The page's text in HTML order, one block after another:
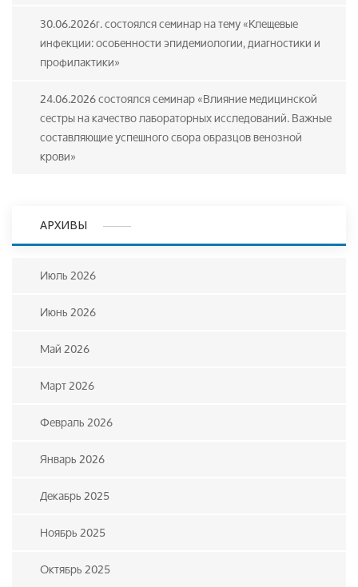
30.06.2026г. состоялся семинар на тему «Клещевые
инфекции: особенности эпидемиологии, диагностики и
профилактики»
24.06.2026 состоялся семинар «Влияние медицинской
сестры на качество лабораторных исследований. Важные
составляющие успешного сбора образцов венозной
крови»
АРХИВЫ
Июль 2026
Июнь 2026
Май 2026
Март 2026
Февраль 2026
Январь 2026
Декабрь 2025
Ноябрь 2025
Октябрь 2025